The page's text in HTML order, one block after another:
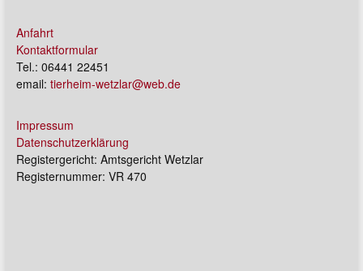
Anfahrt
Kontaktformular
Tel.: 06441 22451
email: tierheim-wetzlar@web.de
Impressum
Datenschutzerklärung
Registergericht: Amtsgericht Wetzlar
Registernummer: VR 470